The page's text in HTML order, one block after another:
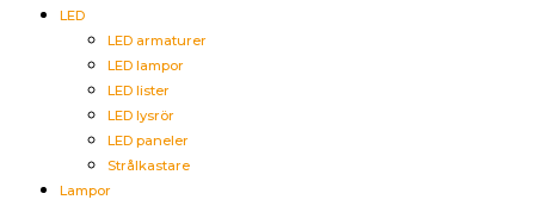
LED
LED armaturer
LED lampor
LED lister
LED lysrör
LED paneler
Strålkastare
Lampor